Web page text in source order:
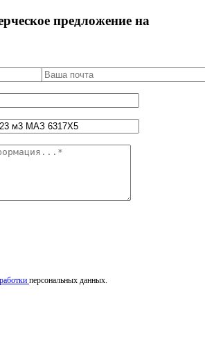
предложение на
персональных данных.